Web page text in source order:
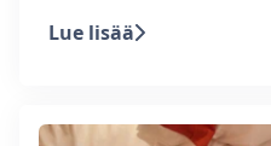
Lue lisää